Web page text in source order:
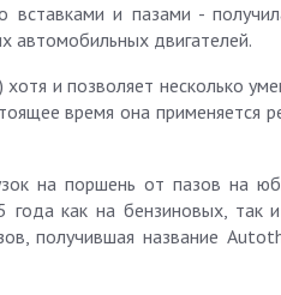
вставками и пазами -
автомобильных двигателей.
и позволяет несколько
время она применяется
на поршень от пазов на
как на бензиновых, так и
получившая название